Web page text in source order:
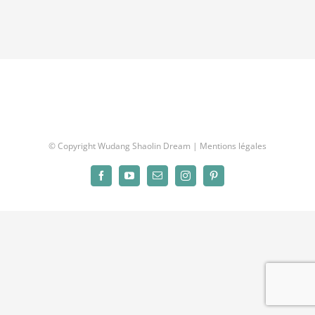
© Copyright Wudang Shaolin Dream | Mentions légales
FacebookYouTubeEmail InstagramPinterest